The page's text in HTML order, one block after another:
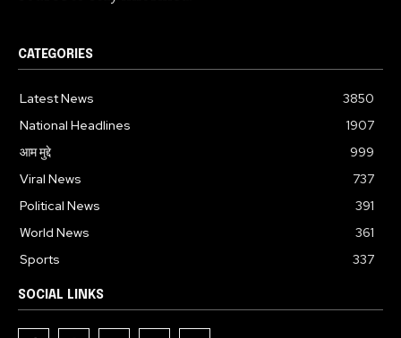
CATEGORIES
Latest News
3850
National Headlines
1907
आम मुद्दे
999
Viral News
737
Political News
391
World News
361
Sports
337
SOCIAL LINKS